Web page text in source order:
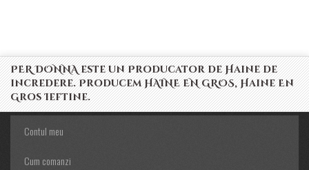
PER DONNA este un Producator de Haine de
incredere. Producem HAINE EN GROS, Haine En
Gros Ieftine.
Contul meu
Cum comanzi